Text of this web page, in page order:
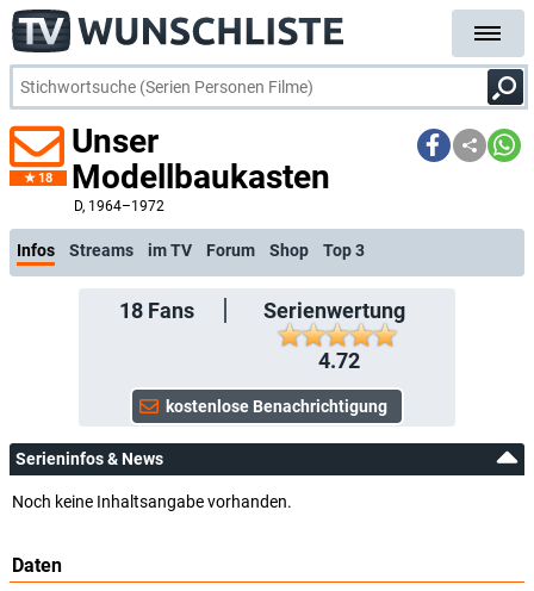
18
Unser
Modellbaukasten
D, 1964–1972
Infos Streams im TV Forum Shop Top 3
18Fans
Serienwertung
4.72
Serieninfos & News
Noch keine Inhaltsangabe vorhanden.
Daten